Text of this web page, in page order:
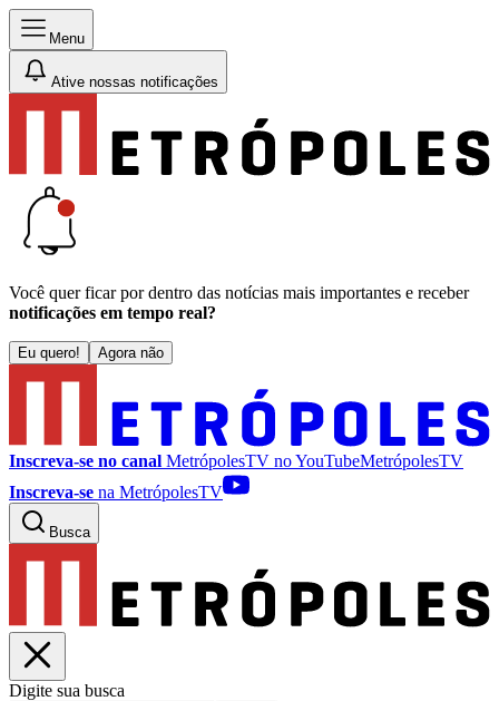
Menu
Ative nossas notificações
Você quer ficar por dentro das notícias mais importantes e receber
notificações em tempo real?
Eu quero! Agora não
Inscreva-se no canal MetrópolesTV noYouTubeMetrópolesTV
Inscreva-se na MetrópolesTV
Busca
Digite sua busca